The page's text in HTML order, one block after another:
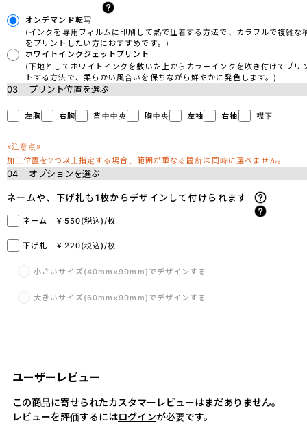
オンデマンド転写
(インクを専用フィルムに印刷して熱で圧着する方法で、カラフルで複雑な
をプリントしたい方におすすめです。)
ホワイトインクジェットプリント
(下地としてホワイトインクを敷いた上からカラーインクを吹き付けてプリ
トする方法で、柔らかい風合いを保ちながら鮮やかに発色します。)
03 プリント位置を選ぶ
左胸 右胸 背中中央 胸中央 左袖 右袖 襟下
※注意点※
加工位置を2つ以上指定する場合、範囲が重なる箇所は同時に選べません。
04 オプションを選ぶ
ネームや、下げ札も1枚からデザインして付けられます
ネーム ￥550(税込)/枚
下げ札 ￥220(税込)/枚
小さいサイズ(40mm×90mm)でデザインする
大きいサイズ(60mm×90mm)でデザインする
ユーザーレビュー
この商品に寄せられたカスタマーレビューはまだありません。
レビューを評価するにはログインが必要です。